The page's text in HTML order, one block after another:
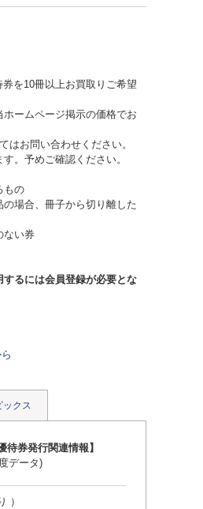
を10冊以上お買取りご希望
ホームページ掲示の価格でお
はお問い合わせください。
。予めご確認ください。
もの
の場合、冊子から切り離した
ない券
るには会員登録が必要とな
ックス
待券発行関連情報】
データ)
）